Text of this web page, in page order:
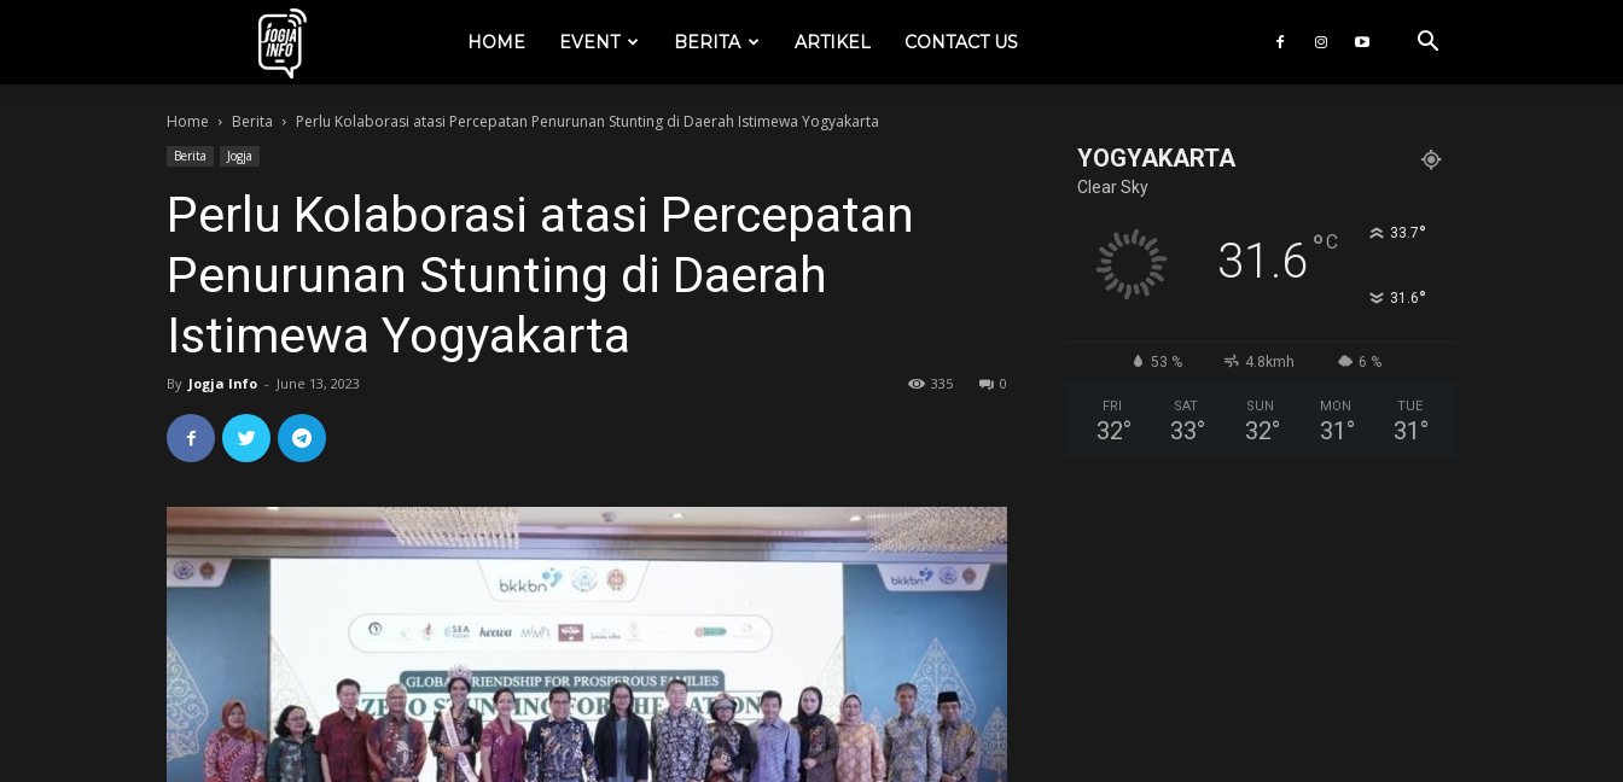
jogjainfo.idHOME EVENT BERITA ARTIKEL CONTACT US
Home Berita Perlu Kolaborasi atasi Percepatan Penurunan Stunting di Daerah Istimewa Yogyakarta
Berita Jogja
Perlu Kolaborasi atasi Percepatan
Penurunan Stunting di Daerah
Istimewa Yogyakarta
By Jogja Info - June 13, 2023 0
335
YOGYAKARTA
Clear Sky
31.6°C 33.7°
31.6°
53 % 4.8kmh 6 %
FRI
32°
SAT
33°
SUN
32°
MON
31 °
TUE
31 °